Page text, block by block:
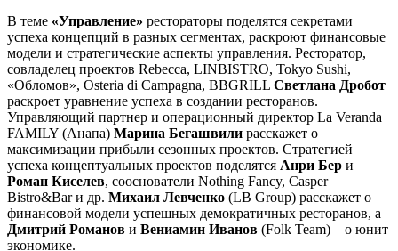
В теме «Управление» рестораторы поделятся секретами
успеха концепций в разных сегментах, раскроют финансовые
модели и стратегические аспекты управления. Ресторатор,
совладелец проектов Rebecca, LINBISTRO, Tokyo Sushi,
«Обломов», Osteria di Campagna, BBGRILL Светлана Дробот
раскроет уравнение успеха в создании ресторанов.
Управляющий партнер и операционный директор La Veranda
FAMILY (Анапа) Марина Бегашвили расскажет о
максимизации прибыли сезонных проектов. Стратегией
успеха концептуальных проектов поделятся Анри Бер и
Роман Киселев, сооснователи Nothing Fancy, Casper
Bistro&Bar и др. Михаил Левченко (LB Group) расскажет о
финансовой модели успешных демократичных ресторанов, а
Дмитрий Романов и Вениамин Иванов (Folk Team) – о юнит
экономике.